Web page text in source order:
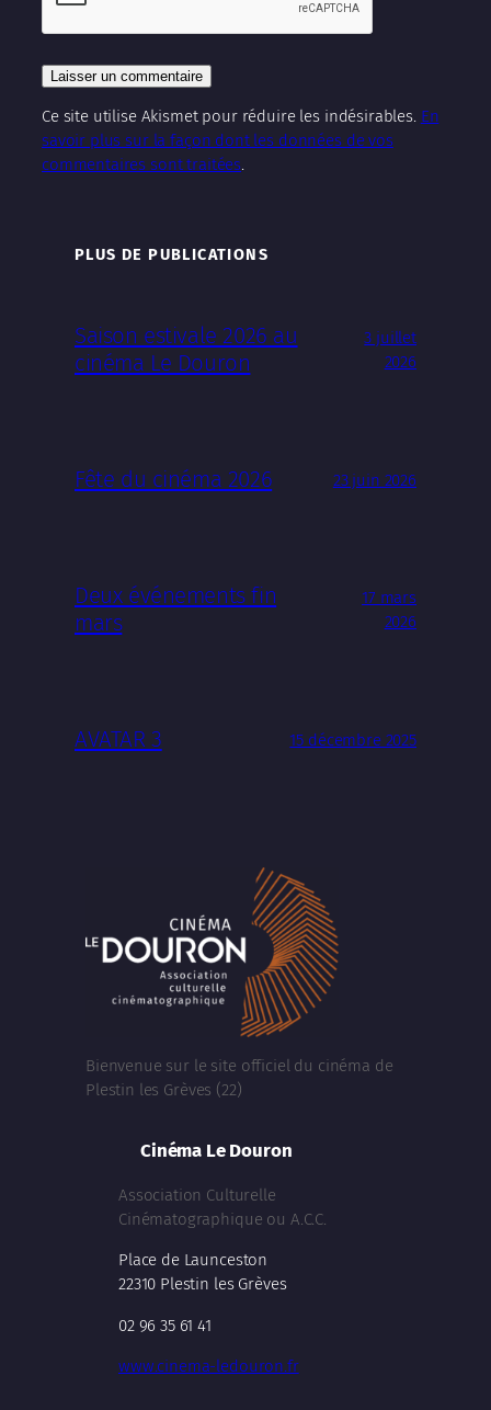
Ce site utilise Akismet pour réduire les indésirables. En
savoir plus sur la façon dont les données de vos
commentaires sont traitées.
PLUS DE PUBLICATIONS
Saison estivale 2026 au
cinéma Le Douron
3 juillet
2026
Fête du cinéma 2026 23 juin 2026
Deux événements fin
mars
17 mars
2026
AVATAR 3 15 décembre 2025
Bienvenue sur le site officiel du cinéma de
Plestin les Grèves (22)
Cinéma Le Douron
Association Culturelle
Cinématographique ou A.C.C.
Place de Launceston
22310 Plestin les Grèves
02 96 35 61 41
www.cinema-ledouron.fr